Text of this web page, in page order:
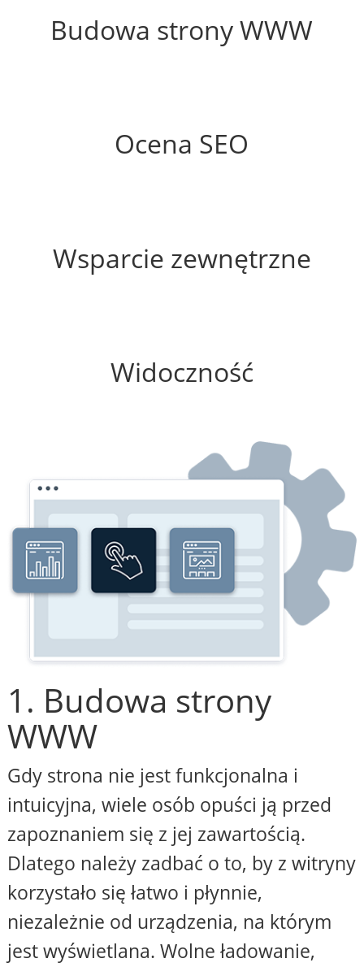
Budowa strony WWW
Ocena SEO
Wsparcie zewnętrzne
Widoczność
1. Budowa strony
WWW
Gdy strona nie jest funkcjonalna i
intuicyjna, wiele osób opuści ją przed
zapoznaniem się z jej zawartością.
Dlatego należy zadbać o to, by z witryny
korzystało się łatwo i płynnie,
niezależnie od urządzenia, na którym
jest wyświetlana. Wolne ładowanie,